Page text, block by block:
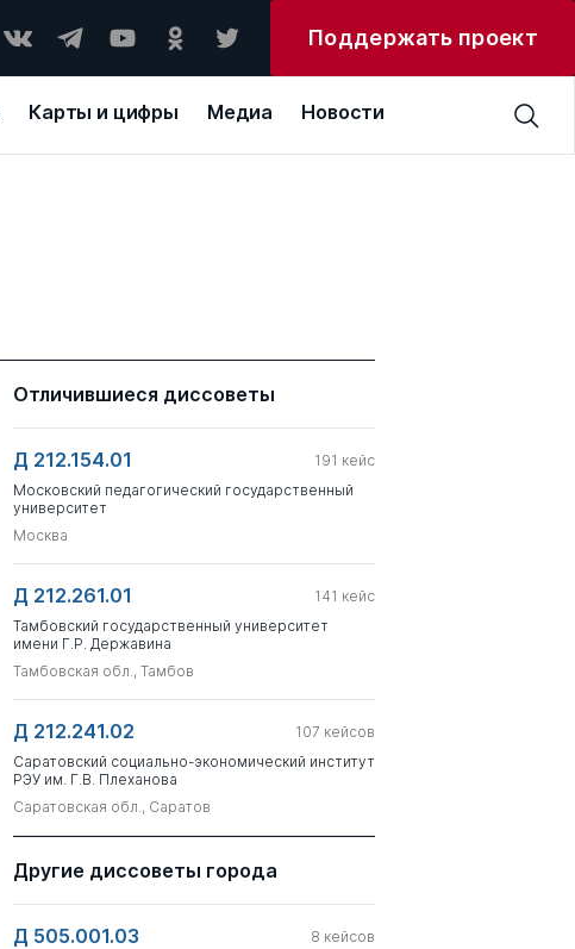
Поддержать проект
Карты и цифры Медиа Новости
Отличившиеся диссоветы
Д 212.154.01 191 кейс
Московский педагогический государственный
университет
Москва
Д 212.261.01 141 кейс
Тамбовский государственный университет
имени Г.Р. Державина
Тамбовская обл., Тамбов
Д 212.241.02 107 кейсов
Саратовский социально-экономический институт
РЭУ им. Г.В. Плеханова
Саратовская обл., Саратов
Другие диссоветы города
Д 505.001.03 8 кейсов